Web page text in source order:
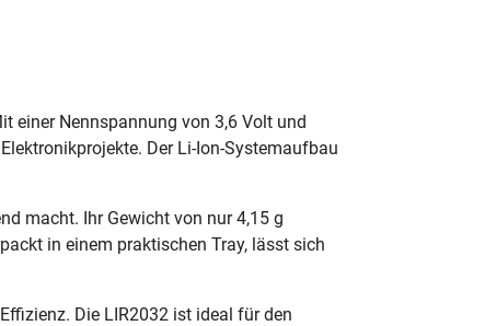
einer Nennspannung von 3,6 Volt und
Der Li-Ion-Systemaufbau
macht. Ihr Gewicht von nur 4,15 g
in einem praktischen Tray, lässt sich
Die LIR2032 ist ideal für den